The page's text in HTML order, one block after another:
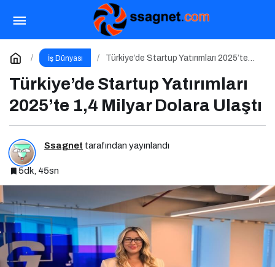
İş Dünyası
Türkiye’de Startup Yatırımları 2025’te
Türkiye’de Startup Yatırımları
2025’te 1,4 Milyar Dolara Ulaştı
Ssagnet tarafından yayınlandı
5dk, 45sn
Hindistan Yapay Zeka Zirvesi, 200 Milyar Dolar
ve El Tutuşmayan İki CEO
Yorum Yap